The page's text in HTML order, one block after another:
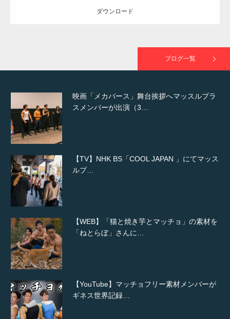
ダウンロード
ブログ一覧
映画「メカバース」舞台挨拶へマッスルプラ
スメンバーが出演（3…
【TV】NHK BS「COOL JAPAN 」にてマッス
ルプ…
【WEB】「猫と焼き芋とマッチョ」の素材を
「ねとらぼ」さんに…
【YouTube】マッチョフリー素材メンバーが
ギネス世界記録…